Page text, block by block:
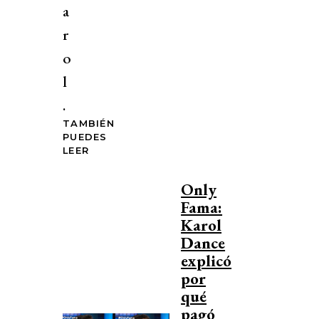
a
r
o
l
.
TAMBIÉN
PUEDES
LEER
Only
Fama:
Karol
Dance
explicó
por
qué
pagó